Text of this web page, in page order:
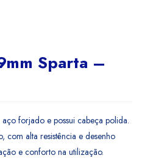
Sparta –
forjado e possui cabeça polida.
com alta resistência e desenho
e conforto na utilização.